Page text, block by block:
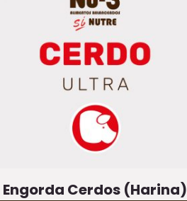
Engorda Cerdos (Harina)